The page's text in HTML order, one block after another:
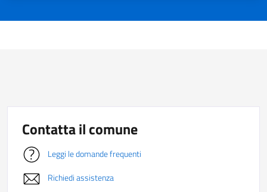
Contatta il comune
Leggi le domande frequenti
Richiedi assistenza